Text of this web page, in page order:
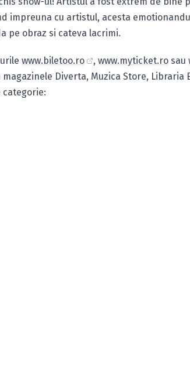
impreuna cu artistul, acesta
pe obraz si cateva lacrimi.
www.biletoo.ro ,www.myticket.ro sau
Diverta, Muzica Store, Libraria